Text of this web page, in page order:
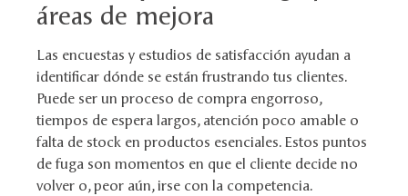
áreas de mejora
Las encuestas y estudios de satisfacción ayudan a
identificar dónde se están frustrando tus clientes.
Puede ser un proceso de compra engorroso,
tiempos de espera largos, atención poco amable o
falta de stock en productos esenciales. Estos puntos
de fuga son momentos en que el cliente decide no
volver o, peor aún, irse con la competencia.